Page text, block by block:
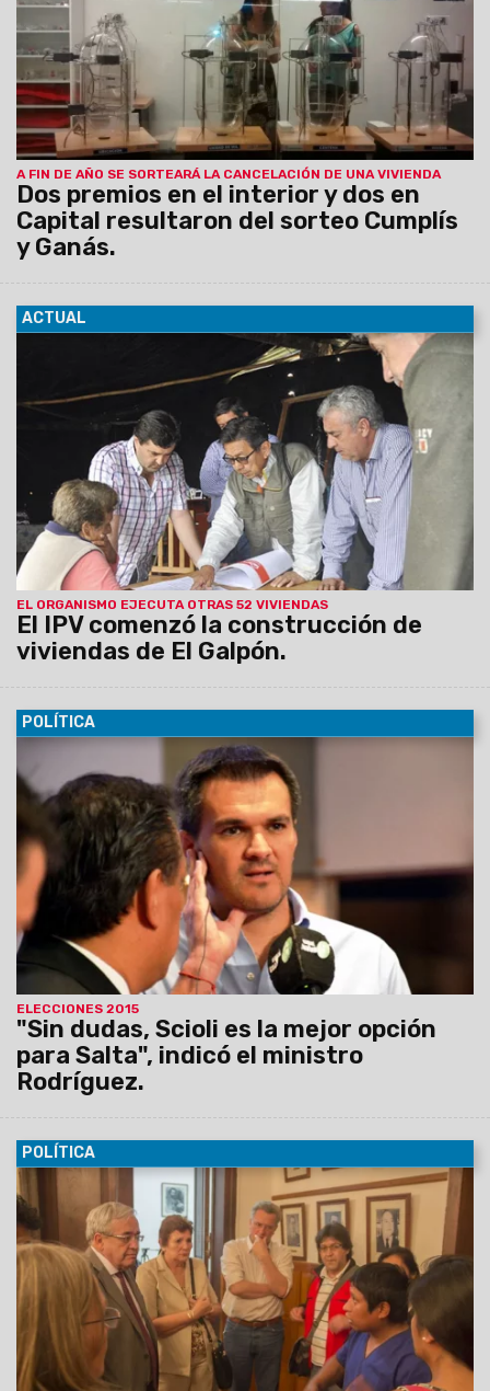
A FIN DE AÑO SE SORTEARÁ LA CANCELACIÓN DE UNA VIVIENDA
Dos premios en el interior y dos en
Capital resultaron del sorteo Cumplís
y Ganás.
ACTUAL
EL ORGANISMO EJECUTA OTRAS 52 VIVIENDAS
El IPV comenzó la construcción de
viviendas de El Galpón.
Desde el sábado 17 de octubre, cuando ocurrió
el sismo en El Galpón, personal del IPV realiza el
relevamiento de daños y elabora proyectos para la
construcción. Por la emergencia, desde la semana próxima
el IPV se hará cargo de la reconstrucción de casas que no
pertenecen a planes del organismo.
POLÍTICA
ELECCIONES 2015
"Sin dudas, Scioli es la mejor opción
para Salta", indicó el ministro
Rodríguez.
Juan Pablo Rodríguez, ministro de Gobierno,
aseguró que el candidato a presidente por el Frente para la
Victoria, se comprometió a realizar obras y otorgar recursos
para el crecimiento de la provincia
POLÍTICA
Diputados recibieron a miembros de la
fundación Trabajo y Solidaridad que serán incorporados a la
planta del Estado, quienes le solicitaron a los legisladores
intercedan ante funcionarios del Ejecutivo Provincial para
clarificar algunos puntos sobre el traspaso laboral.